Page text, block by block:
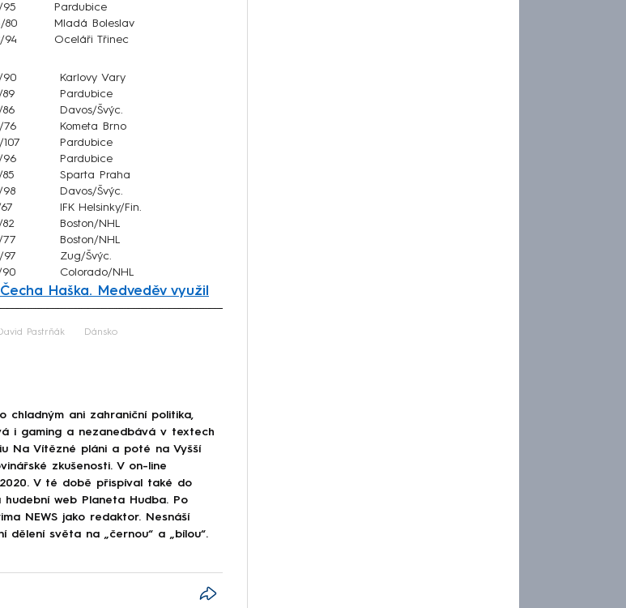
95
Pardubice
80
Mladá Boleslav
94 Oceláři Třinec
90
Karlovy Vary
89
Pardubice
86
Davos/Švýc.
76
Kometa Brno
107
Pardubice
96
Pardubice
85
Sparta Praha
98
Davos/Švýc.
IFK Helsinky/Fin.
82
Boston/NHL
77
Boston/NHL
97
Zug/Švýc.
90 Colorado/NHL
Haška. Medveděv využil
Pastrňák Dánsko
chladným ani zahraniční politika,
i gaming a nezanedbává v textech
Na Vítězné pláni a poté na Vyšší
zkušenosti. V on-line
V té době přispíval také do
web Planeta Hudba. Po
NEWS jako redaktor. Nesnáší
světa na „černou“ a „bílou“.